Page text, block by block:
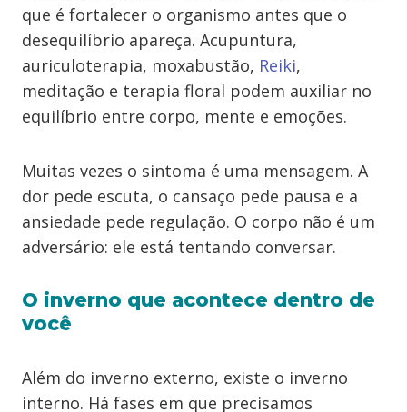
que é fortalecer o organismo antes que o
desequilíbrio apareça. Acupuntura,
auriculoterapia, moxabustão, Reiki,
meditação e terapia floral podem auxiliar no
equilíbrio entre corpo, mente e emoções.
Muitas vezes o sintoma é uma mensagem. A
dor pede escuta, o cansaço pede pausa e a
ansiedade pede regulação. O corpo não é um
adversário: ele está tentando conversar.
O inverno que acontece dentro de
você
Além do inverno externo, existe o inverno
interno. Há fases em que precisamos